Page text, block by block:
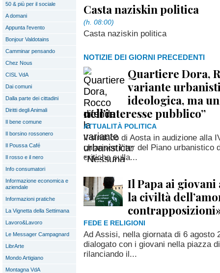
50 & più per il sociale
A domani
Appunta l'evento
Bonjour Valdotains
Camminar pensando
Chez Nous
CISL VdA
Dai comuni
Dalla parte dei cittadini
Diritti degli Animali
Il bene comune
Il borsino rossonero
Il Poussa Café
Il rosso e il nero
Info consumatori
Informazione economica e
aziendale
Informazioni pratiche
La Vignetta della Settimana
Lavoro&Lavoro
Le Messager Campagnard
LibrArte
Mondo Artigiano
Montagna VdA
Casta naziskin politica
(h. 08:00)
Casta naziskin politica
NOTIZIE DEI GIORNI PRECEDENTI
Quartiere Dora,
variante
ideologica, ma
nell’interesse pubblico”
ATTUALITÀ POLITICA
Il sindaco di Aosta in audizione alla
chiarisce l’iter del Piano urbanistico
critiche sulla...
Il Papa ai giovani
la civiltà
FEDE E RELIGIONI
Ad Assisi, nella giornata di 6 agosto
dialogato con i giovani nella piazza
rilanciando il...